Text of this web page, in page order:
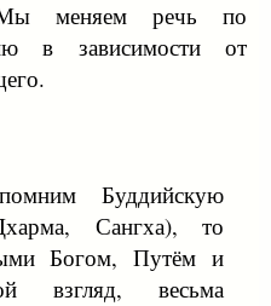
Мы меняем речь по
в зависимости от
Буддийскую
Сангха), то
Богом, Путём и
весьма